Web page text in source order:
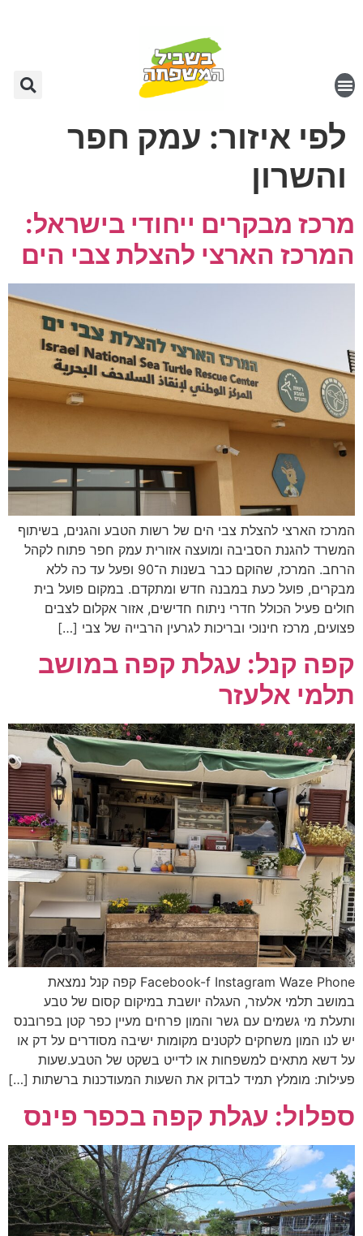
לפי איזור: עמק חפר
והשרון
מרכז מבקרים ייחודי בישראל:
המרכז הארצי להצלת צבי הים
המרכז הארצי להצלת צבי הים של רשות הטבע והגנים, בשיתוף
המשרד להגנת הסביבה ומועצה אזורית עמק חפר פתוח לקהל
הרחב. המרכז, שהוקם כבר בשנות ה־90 ופעל עד כה ללא
מבקרים, פועל כעת במבנה חדש ומתקדם. במקום פועל בית
חולים פעיל הכולל חדרי ניתוח חדישים, אזור אקלום לצבים
פצועים, מרכז חינוכי ובריכות לגרעין הרבייה של צבי […]
קפה קנל: עגלת קפה במושב
תלמי אלעזר
Facebook-f Instagram Waze Phone קפה קנל נמצאת
במושב תלמי אלעזר, העגלה יושבת במיקום קסום של טבע
ותעלת מי גשמים עם גשר והמון פרחים מעיין כפר קטן בפרובנס
יש לנו המון משחקים לקטנים מקומות ישיבה מסודרים על דק או
על דשא מתאים למשפחות או לדייט בשקט של הטבע.שעות
פעילות: מומלץ תמיד לבדוק את השעות המעודכנות ברשתות […]
ספלול: עגלת קפה בכפר פינס